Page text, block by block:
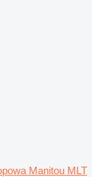
Manitou MLT